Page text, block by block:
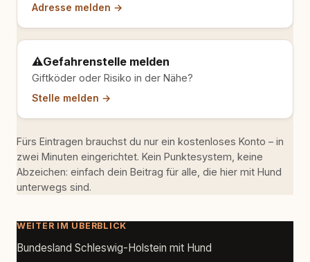
Adresse melden →
⚠️Gefahrenstelle melden
Giftköder oder Risiko in der Nähe?
Stelle melden →
Fürs Eintragen brauchst du nur ein kostenloses Konto – in
zwei Minuten eingerichtet. Kein Punktesystem, keine
Abzeichen: einfach dein Beitrag für alle, die hier mit Hund
unterwegs sind.
WEITER IM ÜBERBLICK
Bundesland Schleswig-Holstein mit Hund